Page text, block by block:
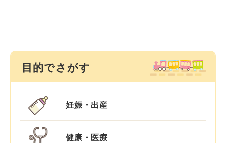
目的でさがす
妊娠・出産
健康・医療